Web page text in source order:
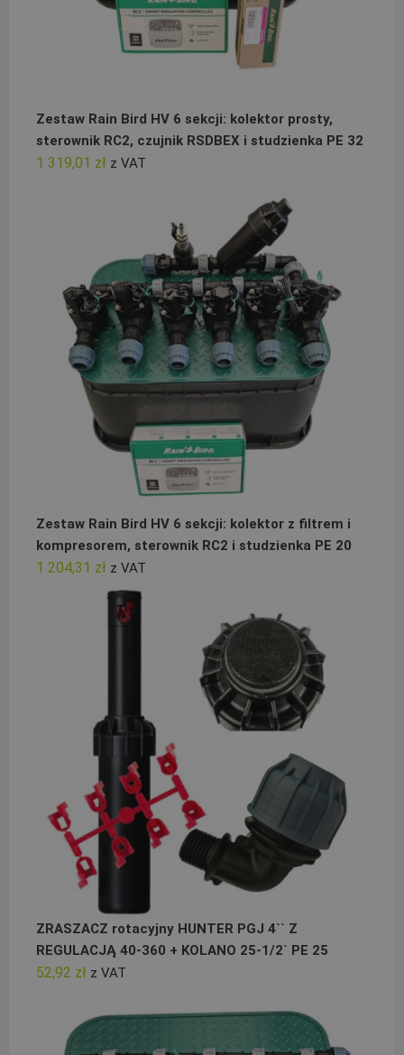
Zestaw Rain Bird HV 6 sekcji: kolektor prosty,
sterownik RC2, czujnik RSDBEX i studzienka PE 32
1 319,01 zł z VAT
Zestaw Rain Bird HV 6 sekcji: kolektor z filtrem i
kompresorem, sterownik RC2 i studzienka PE 20
1 204,31 zł z VAT
ZRASZACZ rotacyjny HUNTER PGJ 4`` Z
REGULACJĄ 40-360 + KOLANO 25-1/2` PE 25
52,92 zł z VAT